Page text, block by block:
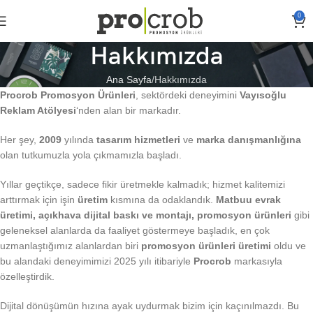
0
Hakkımızda
Ana Sayfa Hakkımızda
Procrob Promosyon Ürünleri , sektördeki deneyimini Vayısoğlu
Reklam Atölyesi‘nden alan bir markadır.
Her şey, 2009 yılında tasarım hizmetleri ve marka danışmanlığına
olan tutkumuzla yola çıkmamızla başladı.
Yıllar geçtikçe, sadece fikir üretmekle kalmadık; hizmet kalitemizi
arttırmak için işin üretim kısmına da odaklandık. Matbuu evrak
üretimi, açıkhava dijital baskı ve montajı, promosyon ürünleri gibi
geleneksel alanlarda da faaliyet göstermeye başladık, en çok
uzmanlaştığımız alanlardan biri promosyon ürünleri üretimi oldu ve
bu alandaki deneyimimizi 2025 yılı itibariyle Procrob markasıyla
özelleştirdik.
Dijital dönüşümün hızına ayak uydurmak bizim için kaçınılmazdı. Bu